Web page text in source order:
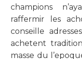
champions
raffermir les
conseille
achetent
masse du